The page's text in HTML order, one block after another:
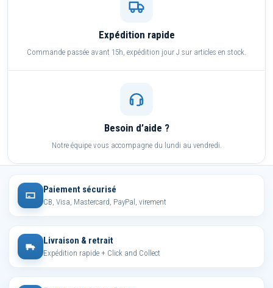
Expédition rapide
Commande passée avant 15h, expédition jour J sur articles en stock.
Besoin d’aide ?
Notre équipe vous accompagne du lundi au vendredi.
Paiement sécurisé
CB, Visa, Mastercard, PayPal, virement
Livraison & retrait
Expédition rapide + Click and Collect